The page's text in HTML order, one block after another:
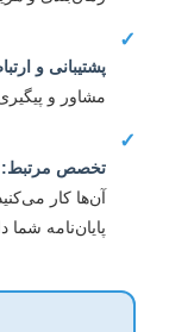
پشتیبانی و ارتباط
مشاور و پیگیری
تخصص مرتبط:
آن‌ها کار می‌کنید،
پایان‌نامه شما دارند.